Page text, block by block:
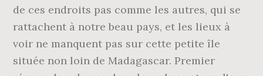
de ces endroits pas comme les autres, qui se
rattachent à notre beau pays, et les lieux à
voir ne manquent pas sur cette petite île
située non loin de Madagascar. Premier